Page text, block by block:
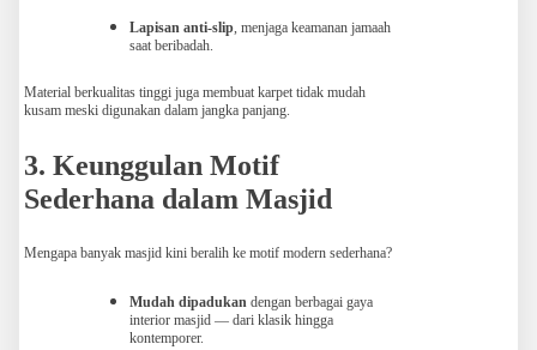
Lapisan anti-slip, menjaga keamanan jamaah
saat beribadah.
Material berkualitas tinggi juga membuat karpet tidak mudah
kusam meski digunakan dalam jangka panjang.
3. Keunggulan Motif
Sederhana dalam Masjid
Mengapa banyak masjid kini beralih ke motif modern sederhana?
Mudah dipadukan dengan berbagai gaya
interior masjid — dari klasik hingga
kontemporer.